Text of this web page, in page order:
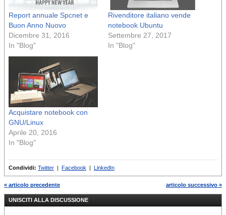
Report annuale Spcnet e
Buon Anno Nuovo
Dicembre 31, 2016
In "Blog"
Rivenditore italiano vende
notebook Ubuntu
Settembre 27, 2017
In "Blog"
Acquistare notebook con
GNU/Linux
Aprile 20, 2016
In "Blog"
Condividi: Twitter Facebook LinkedIn
« articolo precedente articolo successivo »
UNISCITI ALLA DISCUSSIONE